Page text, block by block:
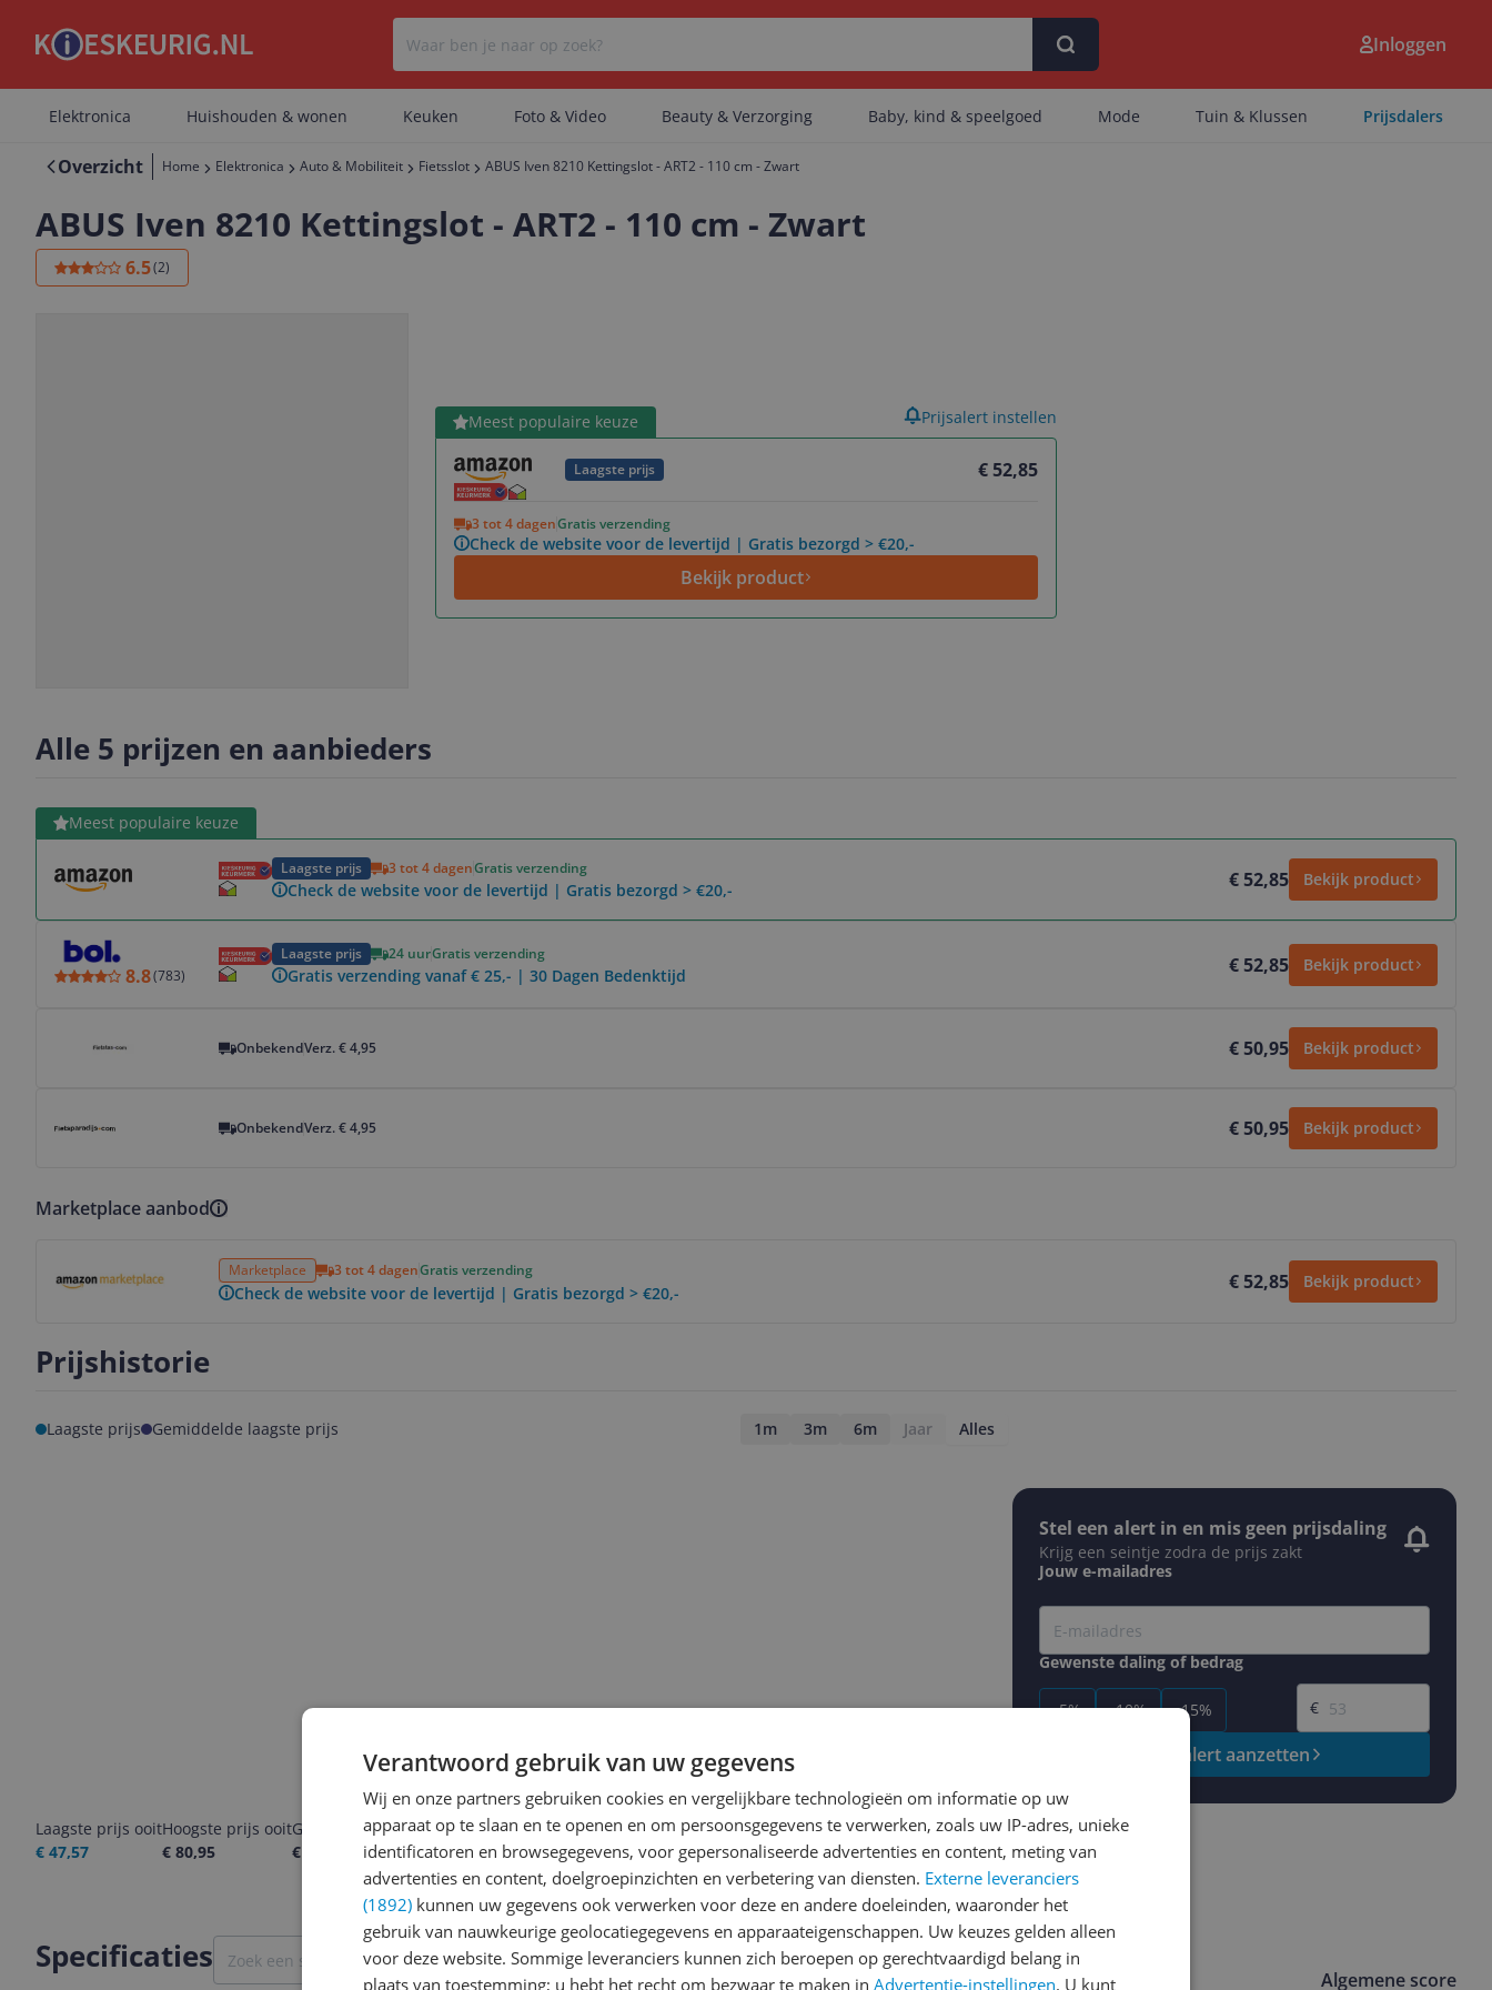
Inloggen
Elektronica Huishouden & wonen Keuken Foto & Video Beauty & Verzorging Baby, kind & speelgoed Mode Tuin & Klussen Prijsdalers
Overzicht Home Elektronica Auto & Mobiliteit Fietsslot ABUS Iven 8210 Kettingslot - ART2 - 110 cm - Zwart
ABUS Iven 8210 Kettingslot - ART2 - 110 cm - Zwart
6.5(2)
Meest populaire keuze
Laagste prijs € 52,85
3 tot 4 dagenGratis verzending
Check de website voor de levertijd | Gratis bezorgd > €20,-
Bekijk product
Bekijk product Prijsalert instellen
Alle 5 prijzen en aanbieders
Meest populaire keuze
Laagste prijs 3 tot 4 dagenGratis verzending
Check de website voor de levertijd | Gratis bezorgd > €20,- € 52,85 Bekijk product
Bekijk product
8.8(783)
Laagste prijs 24 uurGratis verzending
Gratis verzending vanaf € 25,- | 30 Dagen Bedenktijd € 52,85 Bekijk product
OnbekendVerz. € 4,95 € 50,95 Bekijk product
OnbekendVerz. € 4,95 € 50,95 Bekijk product
Marketplace aanbod
Marketplace 3 tot 4 dagenGratis verzending
Check de website voor de levertijd | Gratis bezorgd > €20,- € 52,85 Bekijk product
Prijshistorie
Laagste prijs Gemiddelde laagste prijs 1m 3m 6m Jaar Alles
Laagste prijs ooit
€ 47,57
Hoogste prijs ooit
€ 80,95
Goedkoopste nu
€ 50,95
Laatste prijsupdate
06-08-2026
Stel een alert in en mis geen prijsdaling
Krijg een seintje zodra de prijs zakt
Jouw e-mailadres
Gewenste daling of bedrag
-5% -10% -15%
Gewenste prijs
€
Prijsalert aanzetten
Specificaties Reviews
Floris
Algemene score
Verantwoord gebruik van uw gegevens
Wij en onze partners gebruiken cookies en vergelijkbare technologieën om informatie op uw
apparaat op te slaan en te openen en om persoonsgegevens te verwerken, zoals uw IP-adres, unieke
identificatoren en browsegegevens, voor gepersonaliseerde advertenties en content, meting van
advertenties en content, doelgroepinzichten en verbetering van diensten. Externe leveranciers
(1892) kunnen uw gegevens ook verwerken voor deze en andere doeleinden, waaronder het
gebruik van nauwkeurige geolocatiegegevens en apparaateigenschappen. Uw keuzes gelden alleen
voor deze website. Sommige leveranciers kunnen zich beroepen op gerechtvaardigd belang in
plaats van toestemming; u hebt het recht om bezwaar te maken in Advertentie-instellingen. U kunt